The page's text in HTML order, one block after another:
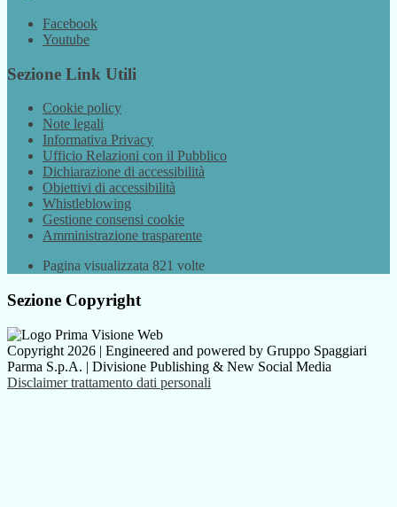
Facebook
Youtube
Sezione Link Utili
Cookie policy
Note legali
Informativa Privacy
Ufficio Relazioni con il Pubblico
Dichiarazione di accessibilità
Obiettivi di accessibilità
Whistleblowing
Gestione consensi cookie
Amministrazione trasparente
Pagina visualizzata 821 volte
Sezione Copyright
Copyright 2026 | Engineered and powered by Gruppo Spaggiari
Parma S.p.A. | Divisione Publishing & New Social Media
Disclaimer trattamento dati personali